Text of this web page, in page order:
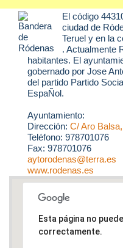
El código
ciudad de
Teruel y en la
. Actualmente
habitantes. El
gobernado por Jose
del partido Partido
EspaÑol.
Ayuntamiento:
Dirección: C/ Aro
Teléfono: 978701076
Fax: 978701076
aytorodenas@terra.es
www.rodenas.es
Esta página no
correctamente.